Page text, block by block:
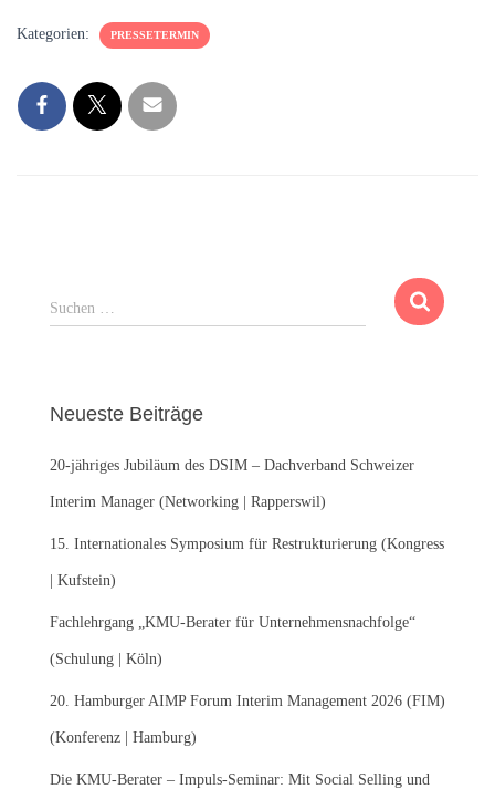
Kategorien: PRESSETERMIN
S
u
n
a
c
:
Suchen …
Neueste Beiträge
20-jähriges Jubiläum des DSIM – Dachverband Schweizer
Interim Manager (Networking | Rapperswil)
15. Internationales Symposium für Restrukturierung (Kongress
| Kufstein)
Fachlehrgang „KMU-Berater für Unternehmensnachfolge“
(Schulung | Köln)
20. Hamburger AIMP Forum Interim Management 2026 (FIM)
(Konferenz | Hamburg)
Die KMU-Berater – Impuls-Seminar: Mit Social Selling und